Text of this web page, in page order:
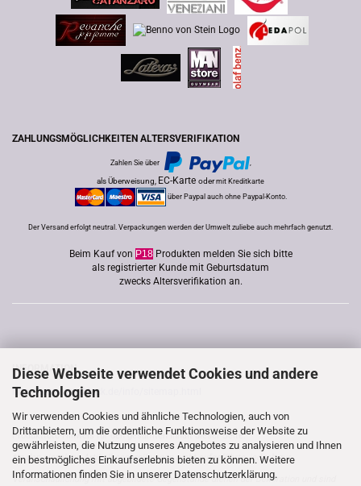
Diese Webseite verwendet Cookies und andere
Technologien
Wir verwenden Cookies und ähnliche Technologien, auch von
Drittanbietern, um die ordentliche Funktionsweise der Website zu
gewährleisten, die Nutzung unseres Angebotes zu analysieren und Ihnen
ein bestmögliches Einkaufserlebnis bieten zu können. Weitere
Informationen finden Sie in unserer Datenschutzerklärung.
ZAHLUNGSMÖGLICHKEITEN ALTERSVERIFIKATION
Zahlen Sie über ,
als Überweisung, EC-Karte odermit Kreditkarte
über Paypal auch ohne Paypal-Konto.
Der Versand erfolgt neutral. Verpackungen werden der Umwelt zuliebe auch mehrfach genutzt.
Beim Kauf von P18Produkten melden Sie sich bitte
als registrierter Kunde mit Geburtsdatum
zwecks Altersverifikation an.
INFORMATION
http://www.good-lack.de/info/sitemap.html
Produktfoto-Hinweis für den gesamten Inhalt dieser Seite:
*In den einzelnen Artikelbeschreibungen nicht aufgeführte, jedoch zur
Veranschaulichung mit abgebildete Gegenstände dienen der Dekoration und sind